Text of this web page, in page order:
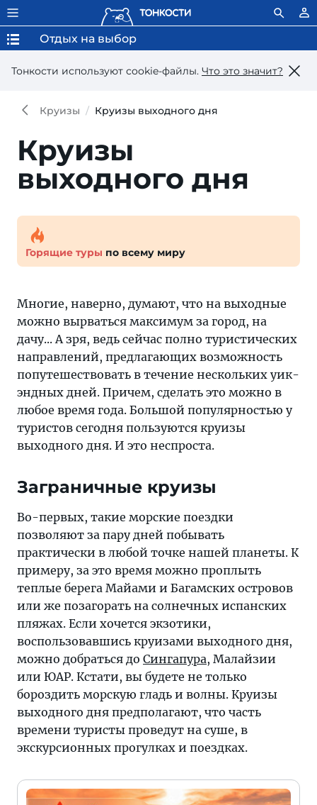
Тонкости используют сookie-файлы. Что это значит?
Отдых на выбор
Круизы Круизы выходного дня
Круизы
выходного дня
Горящие туры по всему миру
Многие, наверно, думают, что на выходные
можно вырваться максимум за город, на
дачу... А зря, ведь сейчас полно туристических
направлений, предлагающих возможность
попутешествовать в течение нескольких уик-
эндных дней. Причем, сделать это можно в
любое время года. Большой популярностью у
туристов сегодня пользуются круизы
выходного дня. И это неспроста.
Заграничные круизы
Во-первых, такие морские поездки
позволяют за пару дней побывать
практически в любой точке нашей планеты. К
примеру, за это время можно проплыть
теплые берега Майами и Багамских островов
или же позагорать на солнечных испанских
пляжах. Если хочется экзотики,
воспользовавшись круизами выходного дня,
можно добраться до Сингапура, Малайзии
или ЮАР. Кстати, вы будете не только
бороздить морскую гладь и волны. Круизы
выходного дня предполагают, что часть
времени туристы проведут на суше, в
экскурсионных прогулках и поездках.